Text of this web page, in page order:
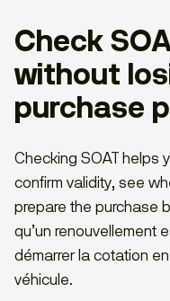
Check
without
purchase
Checking SOAT helps
confirm validity, see
prepare the purchase
qu’un renouvellement
démarrer la cotation
véhicule.